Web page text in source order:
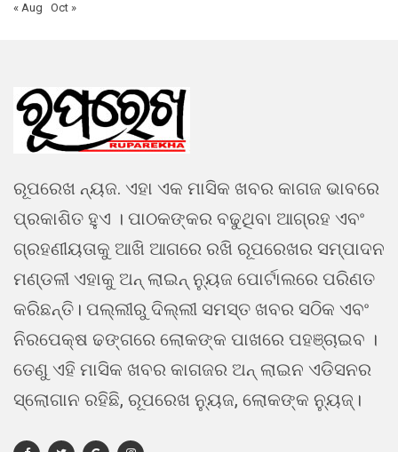
« Aug
Oct »
ରୂପରେଖ ନ୍ୟଜ. ଏହା ଏକ ମାସିକ ଖବର କାଗଜ ଭାବରେ
ପ୍ରକାଶିତ ହୁଏ । ପାଠକଙ୍କର ବଢୁଥିବା ଆଗ୍ରହ ଏବଂ
ଗ୍ରହଣୀୟତାକୁ ଆଖି ଆଗରେ ରଖି ରୂପରେଖର ସମ୍ପାଦନ
ମଣ୍ଡଳୀ ଏହାକୁ ଅନ୍ ଲାଇନ୍ ନ୍ୟୁଜ ପୋର୍ଟାଲରେ ପରିଣତ
କରିଛନ୍ତି। ପଲ୍ଲୀରୁ ଦିଲ୍ଲୀ ସମସ୍ତ ଖବର ସଠିକ ଏବଂ
ନିରପେକ୍ଷ ଢଙ୍ଗରେ ଲୋକଙ୍କ ପାଖରେ ପହଞ୍ଚାଇବ ।
ତେଣୁ ଏହି ମାସିକ ଖବର କାଗଜର ଅନ୍ ଲାଇନ ଏଡିସନର
ସ୍ଲୋଗାନ ରହିଛି, ରୂପରେଖ ନ୍ୟୁଜ, ଲୋକଙ୍କ ନ୍ୟୁଜ୍।